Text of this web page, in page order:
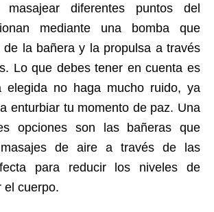
masajear diferentes puntos del
mediante una bomba que
de la bañera y la propulsa a través
Lo que debes tener en cuenta es
elegida no haga mucho ruido, ya
enturbiar tu momento de paz. Una
opciones son las bañeras que
masajes de aire a través de las
para reducir los niveles de
el cuerpo.